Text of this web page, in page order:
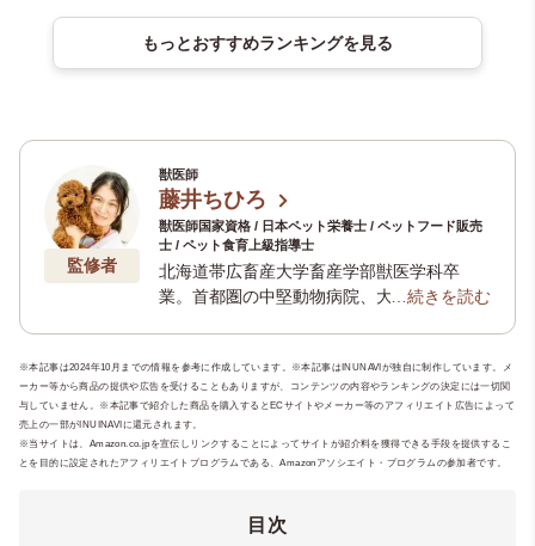
もっとおすすめランキングを見る
監修者
獣医師
藤井ちひろ
獣医師国家資格 / 日本ペット栄養士 / ペットフード販売
士 / ペット食育上級指導士
北海道帯広畜産大学畜産学部獣医学科卒
業。首都圏の中堅動物病院、大学病院を経
病院、ローズローズアニマルクリニック院
長。 ペットの食と栄養のお悩みに一生応え
るための食育セミナーやシニアペットセミ
ナーを定期的に開催中。（所属学会：ペッ
ト食育協会 ・獣医麻酔外科学会 ・ 獣医神経
…続きを読む
※本記事は2024年10月までの情報を参考に作成しています。※本記事はINUNAVIが独自に制作しています。メ
ーカー等から商品の提供や広告を受けることもありますが、コンテンツの内容やランキングの決定には一切関
与していません。※本記事で紹介した商品を購入するとECサイトやメーカー等のアフィリエイト広告によって
売上の一部がINUINAVIに還元されます。
※当サイトは、Amazon.co.jpを宣伝しリンクすることによってサイトが紹介料を獲得できる手段を提供するこ
とを目的に設定されたアフィリエイトプログラムである、Amazonアソシエイト・プログラムの参加者です。
目次